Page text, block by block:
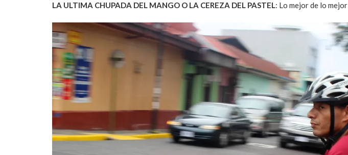
LA ULTIMA CHUPADA DEL MANGO O LA CEREZA DEL PASTEL: Lo mejor de lo mejor